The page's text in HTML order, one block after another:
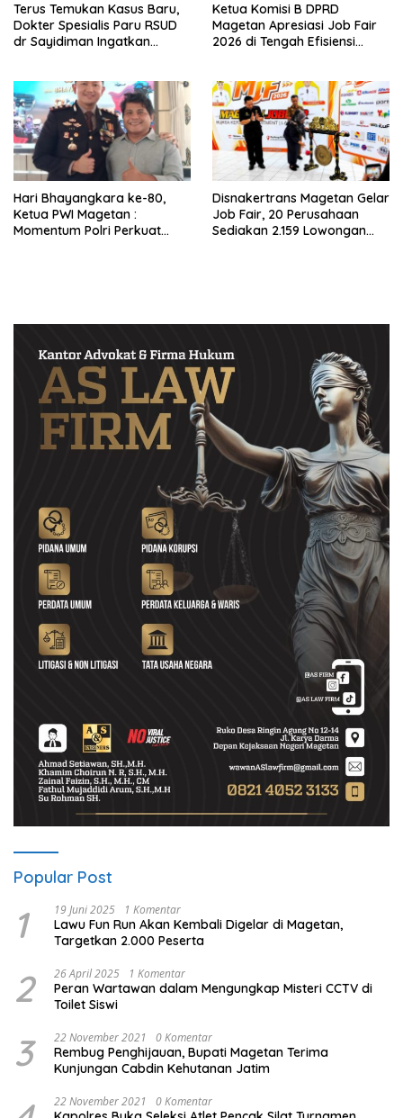
Terus Temukan Kasus Baru,
Dokter Spesialis Paru RSUD
dr Sayidiman Ingatkan
Ketua Komisi B DPRD
Magetan Apresiasi Job Fair
2026 di Tengah Efisiensi
Hari Bhayangkara ke-80,
Ketua PWI Magetan :
Momentum Polri Perkuat
Disnakertrans Magetan Gelar
Job Fair, 20 Perusahaan
Sediakan 2.159 Lowongan
Popular Post
1 19 Juni 2025 1 Komentar
Lawu Fun Run Akan Kembali Digelar di Magetan,
Targetkan 2.000 Peserta
2 26 April 2025 1 Komentar
Peran Wartawan dalam Mengungkap Misteri CCTV di
Toilet Siswi
3 22 November 2021 0 Komentar
Rembug Penghijauan, Bupati Magetan Terima
Kunjungan Cabdin Kehutanan Jatim
22 November 2021 0 Komentar